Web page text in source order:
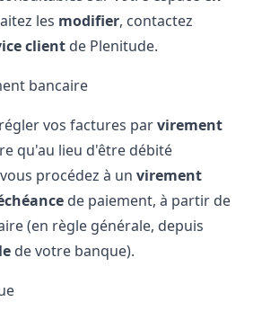
les modifier, contactez
client de Plenitude.
bancaire
vos factures parvirement
qu'au lieu d'être débité
procédez à un virement
de paiement, à partir de
(en règle générale, depuis
de votre banque).